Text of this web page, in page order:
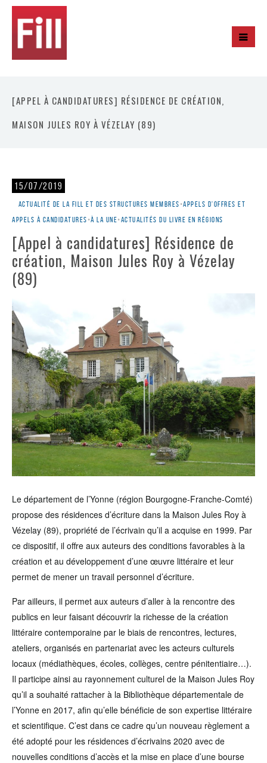
[APPEL À CANDIDATURES] RÉSIDENCE DE CRÉATION,
MAISON JULES ROY À VÉZELAY (89)
15/07/2019
Actualité de la Fill et des structures membres •Appels d'offres et
appels à candidatures •À la une•Actualités du livre en régions
[Appel à candidatures] Résidence de
création, Maison Jules Roy à Vézelay
(89)
Le département de l’Yonne (région Bourgogne-Franche-Comté)
propose des résidences d’écriture dans la Maison Jules Roy à
Vézelay (89), propriété de l’écrivain qu’il a acquise en 1999. Par
ce dispositif, il offre aux auteurs des conditions favorables à la
création et au développement d’une œuvre littéraire et leur
permet de mener un travail personnel d’écriture.
Par ailleurs, il permet aux auteurs d’aller à la rencontre des
publics en leur faisant découvrir la richesse de la création
littéraire contemporaine par le biais de rencontres, lectures,
ateliers, organisés en partenariat avec les acteurs culturels
locaux (médiathèques, écoles, collèges, centre pénitentiaire…).
Il participe ainsi au rayonnement culturel de la Maison Jules Roy
qu’il a souhaité rattacher à la Bibliothèque départementale de
l’Yonne en 2017, afin qu’elle bénéficie de son expertise littéraire
et scientifique. C’est dans ce cadre qu’un nouveau règlement a
été adopté pour les résidences d’écrivains 2020 avec de
nouvelles conditions d’accès et la mise en place d’une bourse